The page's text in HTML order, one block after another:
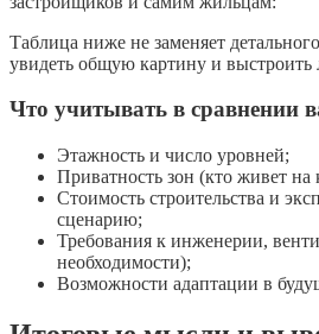
Таблица ниже не заменяет
увидеть общую картину и выстроить
Что учитывать в сравнении
Этажность и число уровней;
Приватность зон (кто живет на
Стоимость строительства и
сценарию;
Требования к инженерии,
необходимости);
Возможности адаптации в